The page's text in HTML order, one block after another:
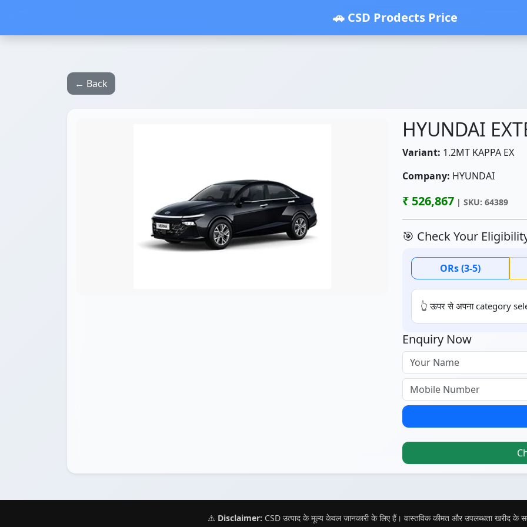
🚗 CSD Prodects Price
← Back
HYUNDAI
Variant: 1.2MT KAPPA EX
Company: HYUNDAI
₹ 526,867 | SKU: 64389
🎯 Check Your
ORs (3-5)
👆 ऊपर से अपना category
Enquiry Now
⚠️ Disclaimer: CSD उत्पाद के मूल्य केवल जानकारी के लिए हैं। वास्तविक कीमत और उपलब्धता खरीद के